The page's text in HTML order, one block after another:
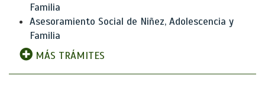
Familia
Asesoramiento Social de Niñez, Adolescencia y
Familia
MÁS TRÁMITES